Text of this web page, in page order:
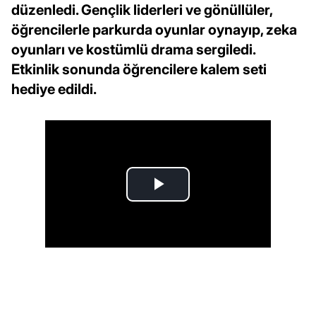
düzenledi. Gençlik liderleri ve gönüllüler,
öğrencilerle parkurda oyunlar oynayıp, zeka
oyunları ve kostümlü drama sergiledi.
Etkinlik sonunda öğrencilere kalem seti
hediye edildi.